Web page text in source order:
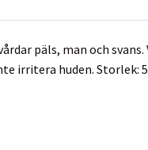
päls, man och
irritera huden. Storlek: